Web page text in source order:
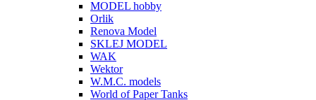
MODEL hobby
Orlik
Renova Model
SKLEJ MODEL
WAK
Wektor
W.M.C. models
World of Paper Tanks